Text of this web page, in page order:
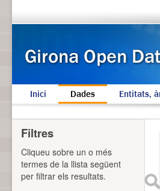
Inici Dades Entitats,
Filtres
Cliqueu sobre un o més
termes de la llista següent
per filtrar els resultats.